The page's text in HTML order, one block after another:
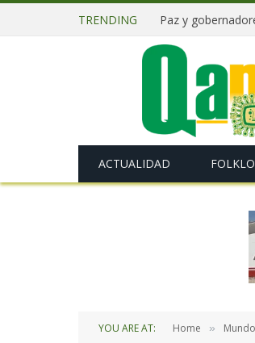
TRENDING
ACTUALIDAD
YOU ARE AT: Home » Mundo